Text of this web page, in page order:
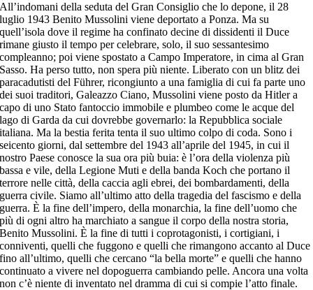
All’indomani della seduta del Gran Consiglio che lo depone, il 28
luglio 1943 Benito Mussolini viene deportato a Ponza. Ma su
quell’isola dove il regime ha confinato decine di dissidenti il Duce
rimane giusto il tempo per celebrare, solo, il suo sessantesimo
compleanno; poi viene spostato a Campo Imperatore, in cima al Gran
Sasso. Ha perso tutto, non spera più niente. Liberato con un blitz dei
paracadutisti del Führer, ricongiunto a una famiglia di cui fa parte uno
dei suoi traditori, Galeazzo Ciano, Mussolini viene posto da Hitler a
capo di uno Stato fantoccio immobile e plumbeo come le acque del
lago di Garda da cui dovrebbe governarlo: la Repubblica sociale
italiana. Ma la bestia ferita tenta il suo ultimo colpo di coda. Sono i
seicento giorni, dal settembre del 1943 all’aprile del 1945, in cui il
nostro Paese conosce la sua ora più buia: è l’ora della violenza più
bassa e vile, della Legione Muti e della banda Koch che portano il
terrore nelle città, della caccia agli ebrei, dei bombardamenti, della
guerra civile. Siamo all’ultimo atto della tragedia del fascismo e della
guerra. È la fine dell’impero, della monarchia, la fine dell’uomo che
più di ogni altro ha marchiato a sangue il corpo della nostra storia,
Benito Mussolini. È la fine di tutti i coprotagonisti, i cortigiani, i
conniventi, quelli che fuggono e quelli che rimangono accanto al Duce
fino all’ultimo, quelli che cercano “la bella morte” e quelli che hanno
continuato a vivere nel dopoguerra cambiando pelle. Ancora una volta
non c’è niente di inventato nel dramma di cui si compie l’atto finale.